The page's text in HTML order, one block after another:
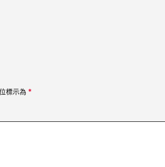
標示為 *